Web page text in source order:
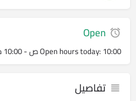
Open
Open hours today: 10:00 ص - 10:00 م
تفاصيل